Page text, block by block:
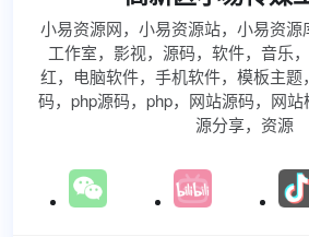
小易资源网，小易资源站，小易资
工作室，影视，源码，软件，音乐
红，电脑软件，手机软件，模板主
码，php源码，php，网站源码，网
源分享，资源